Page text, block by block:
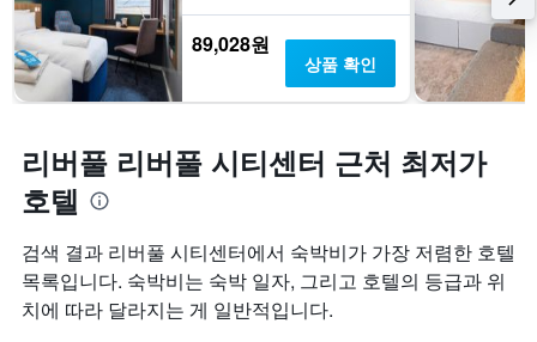
89,028원
상품 확인
리버풀 리버풀 시티센터 근처 최저가
호텔
검색 결과 리버풀 시티센터에서 숙박비가 가장 저렴한 호텔
목록입니다. 숙박비는 숙박 일자, 그리고 호텔의 등급과 위
치에 따라 달라지는 게 일반적입니다.